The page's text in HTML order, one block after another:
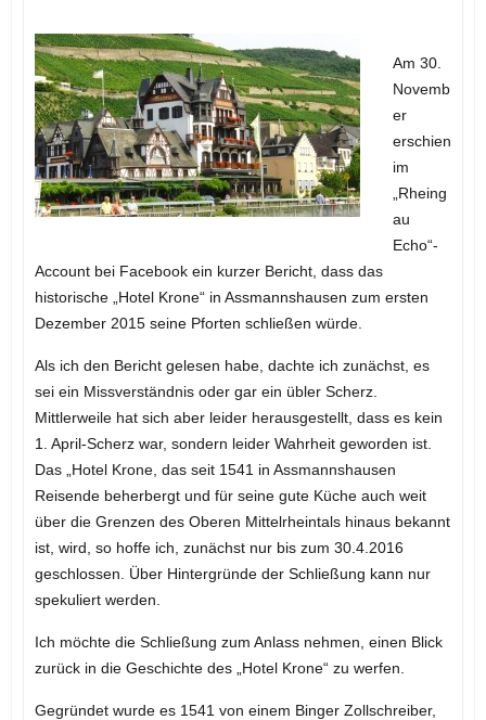
Am 30.
Novemb
er
erschien
im
„Rheing
au
Echo“-
Account bei Facebook ein kurzer Bericht, dass das
historische „Hotel Krone“ in Assmannshausen zum ersten
Dezember 2015 seine Pforten schließen würde.
Als ich den Bericht gelesen habe, dachte ich zunächst, es
sei ein Missverständnis oder gar ein übler Scherz.
Mittlerweile hat sich aber leider herausgestellt, dass es kein
1. April-Scherz war, sondern leider Wahrheit geworden ist.
Das „Hotel Krone, das seit 1541 in Assmannshausen
Reisende beherbergt und für seine gute Küche auch weit
über die Grenzen des Oberen Mittelrheintals hinaus bekannt
ist, wird, so hoffe ich, zunächst nur bis zum 30.4.2016
geschlossen. Über Hintergründe der Schließung kann nur
spekuliert werden.
Ich möchte die Schließung zum Anlass nehmen, einen Blick
zurück in die Geschichte des „Hotel Krone“ zu werfen.
Gegründet wurde es 1541 von einem Binger Zollschreiber,